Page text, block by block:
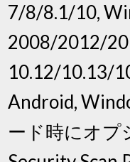
7/8/8.1/10,
2008/2012/
10.12/10.13/
Android,
ード時にオプ